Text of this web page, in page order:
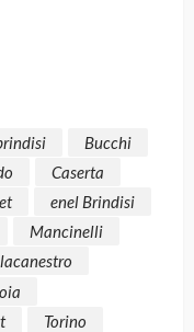
Bucchi
Caserta
enel Brindisi
Mancinelli
Torino